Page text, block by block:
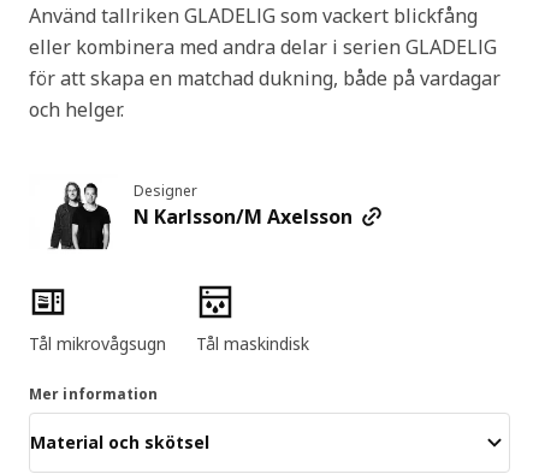
Använd tallriken GLADELIG som vackert blickfång
eller kombinera med andra delar i serien GLADELIG
för att skapa en matchad dukning, både på vardagar
och helger.
Designer
N Karlsson/M Axelsson
Produktens egenskaper
Tål mikrovågsugn Tål maskindisk
Mer information
Material och skötsel